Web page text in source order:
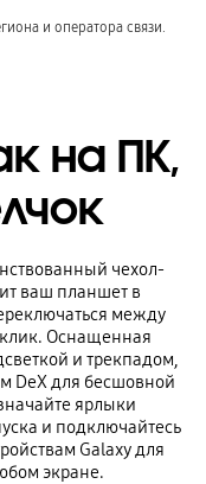
и оператора связи.
на ПК,
чехол-
ваш планшет в
между
Оснащенная
и трекпадом,
DeX для бесшовной
ярлыки
и подключайтесь
Galaxy для
экране.